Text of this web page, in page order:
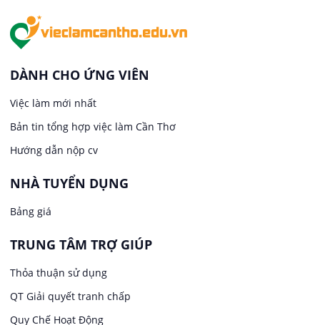
In ấn / Xuất bản
Kế toán
Lái xe
Lao Động Phổ Thông
Lễ tân
May mặc
Ngân hàng
Việc làm tại An Bình
Việc làm tại Long Tuyền
Việc làm tại Hưng Phú
Việc làm tại Phước Thới
Việc làm tại Thới Long
Việc làm tại Trung Nhất
Việc làm tại Thuận Hưng
DÀNH CHO ỨNG VIÊN
Việc làm mới nhất
Bản tin tổng hợp việc làm Cần Thơ
Hướng dẫn nộp cv
NHÀ TUYỂN DỤNG
Bảng giá
TRUNG TÂM TRỢ GIÚP
Thỏa thuận sử dụng
QT Giải quyết tranh chấp
Quy Chế Hoạt Động